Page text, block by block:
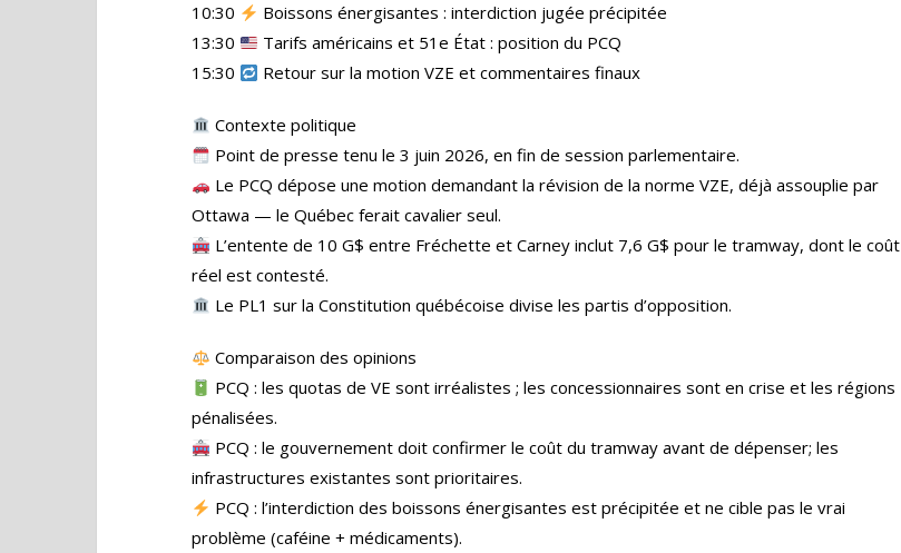
10:30
Boissons énergisantes : interdiction jugée précipitée
13:30
Tarifs américains et 51e État : position du PCQ
15:30
Retour sur la motion VZE et commentaires finaux
Contexte politique
Point de presse tenu le 3 juin 2026, en fin de session parlementaire.
Le PCQ dépose une motion demandant la révision de la norme VZE, déjà assouplie par
Ottawa — le Québec ferait cavalier seul.
L’entente de 10 G$ entre Fréchette et Carney inclut 7,6 G$ pour le tramway, dont le coût
réel est contesté.
Le PL1 sur la Constitution québécoise divise les partis d’opposition.
Comparaison des opinions
PCQ : les quotas de VE sont irréalistes ; les concessionnaires sont en crise et les régions
pénalisées.
PCQ : le gouvernement doit confirmer le coût du tramway avant de dépenser; les
infrastructures existantes sont prioritaires.
PCQ : l’interdiction des boissons énergisantes est précipitée et ne cible pas le vrai
problème (caféine + médicaments).